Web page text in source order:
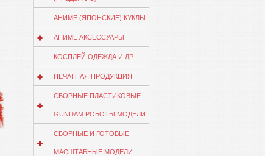
АНИМЕ (ЯПОНСКИЕ) КУКЛЫ
АНИМЕ АКСЕССУАРЫ
КОСПЛЕЙ ОДЕЖДА И ДР.
ПЕЧАТНАЯ ПРОДУКЦИЯ
СБОРНЫЕ ПЛАСТИКОВЫЕ
GUNDAM РОБОТЫ МОДЕЛИ
СБОРНЫЕ И ГОТОВЫЕ
МАСШТАБНЫЕ МОДЕЛИ